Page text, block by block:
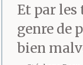
Et par les
genre de
bien